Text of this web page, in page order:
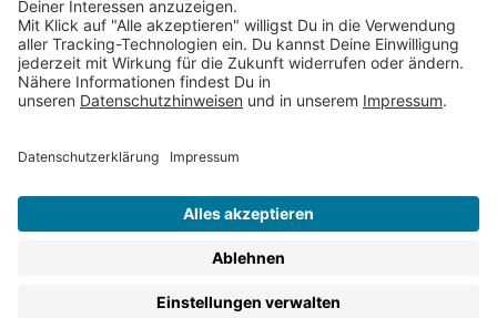
* Versandkostenfrei ab 9,00 € Bestellwert innerhalb
Deutschlands
** Lieferzeit 1-3 Werktage innerhalb Deutschlands
Thienemann-Esslinger Verlag GmbH, Blumenstraße 36, D-70182